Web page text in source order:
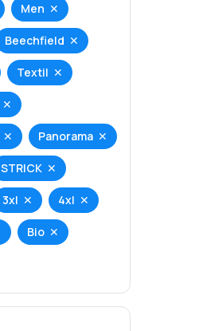
Men
Beechfield
Textil
Panorama
STRICK
3xl 4xl
Bio